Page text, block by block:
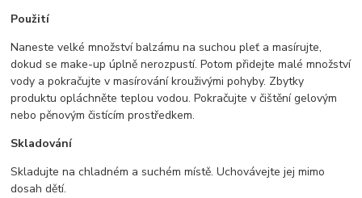
Použití
Naneste velké množství balzámu na suchou pleť a masírujte,
dokud se make-up úplně nerozpustí. Potom přidejte malé množství
vody a pokračujte v masírování krouživými pohyby. Zbytky
produktu opláchněte teplou vodou. Pokračujte v čištění gelovým
nebo pěnovým čistícím prostředkem.
Skladování
Skladujte na chladném a suchém místě. Uchovávejte jej mimo
dosah dětí.